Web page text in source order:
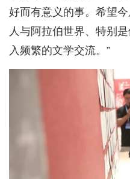
好而有意义的事。希望
人与阿拉伯世界、特别
入频繁的文学交流。”